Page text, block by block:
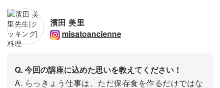
濱田 美里
misatoancienne
Q. 今回の講座に込めた思いを教えてください！
A. らっきょう仕事は、ただ保存食を作るだけではな